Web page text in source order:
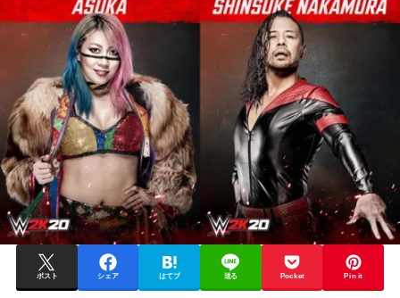
ポスト シェア はてブ 送る Pocket Pin it